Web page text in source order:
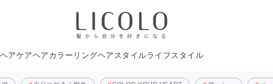
ヘアケアヘアカラーリングヘアスタイルライフスタイル